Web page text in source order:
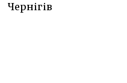
Чернігів